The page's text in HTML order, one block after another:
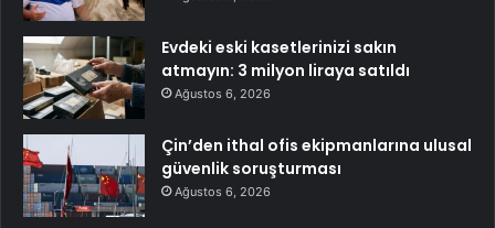
Evdeki eski kasetlerinizi sakın
atmayın: 3 milyon liraya satıldı
Ağustos 6, 2026
Çin’den ithal ofis ekipmanlarına ulusal
güvenlik soruşturması
Ağustos 6, 2026